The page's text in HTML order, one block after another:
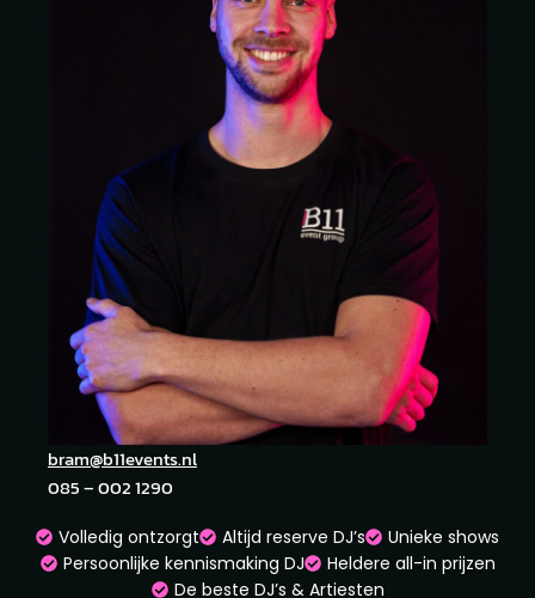
bram@b11events.nl
085 – 002 1290
Volledig ontzorgt Altijd reserve DJ’s
Unieke shows
Persoonlijke kennismaking DJ
Heldere all-in prijzen
De beste DJ’s & Artiesten